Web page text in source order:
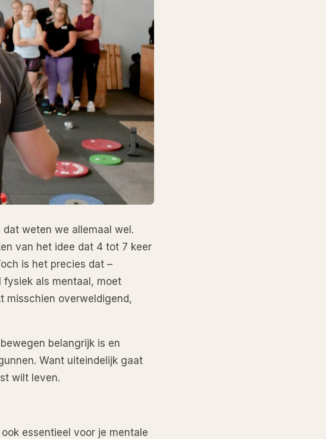
weten we allemaal wel.
van het idee dat 4 tot 7 keer
is het precies dat –
fysiek als mentaal, moet
misschien overweldigend,
belangrijk is en
Want uiteindelijk gaat
wilt leven.
essentieel voor je mentale